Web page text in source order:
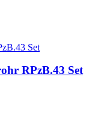
RPzB.43 Set